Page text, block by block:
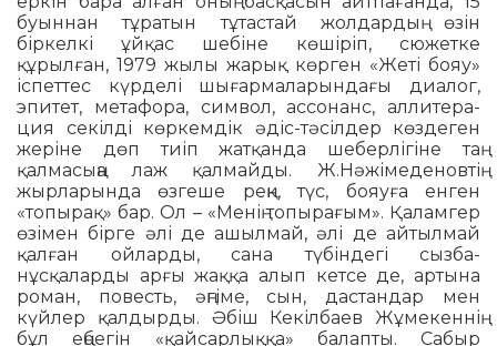
буыннан тұратын тұтастай жолдардың өзін
біркелкі ұйқас шебіне көшіріп, сюжетке
құрылған, 1979 жылы жарық көрген «Жеті бояу»
іспеттес күрделі шығармаларындағы диалог,
эпитет, метафора, символ, ассонанс, аллитера­
ция секілді көркемдік әдіс-тәсілдер көздеген
жеріне дөп тиіп жатқанда шеберлігіне таң
қалмасыңа лаж қал­майды. Ж.Нәжімеденовтің
жырларында өзгеше реңк, түс, бояуға енген
«топы­рақ» бар. Ол – «Менің топырағым». Қаламгер
өзімен бірге әлі де ашылмай, әлі де айтылмай
қалған ойларды, сана түбіндегі сызба-
нұсқаларды арғы жаққа алып кетсе де, артына
роман, повесть, әңгіме, сын, дастандар мен
күйлер қалдырды. Әбіш Кекілбаев Жұмекеннің
бұл еңбегін «қайсарлыққа» балапты. Сабыр